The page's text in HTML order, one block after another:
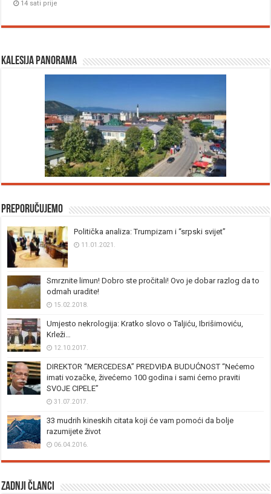
14 sati prije
Kalesija panorama
Preporučujemo
Politička analiza: Trumpizam i “srpski svijet”
11.01.2021.
Smrznite limun! Dobro ste pročitali! Ovo je dobar razlog da to
odmah uradite!
15.02.2018.
Umjesto nekrologija: Kratko slovo o Taljiću, Ibrišimoviću,
Krleži…
12.10.2017.
DIREKTOR “MERCEDESA” PREDVIĐA BUDUĆNOST “Nećemo
imati vozačke, živećemo 100 godina i sami ćemo praviti
SVOJE CIPELE”
31.07.2017.
33 mudrih kineskih citata koji će vam pomoći da bolje
razumijete život
06.04.2016.
Zadnji članci